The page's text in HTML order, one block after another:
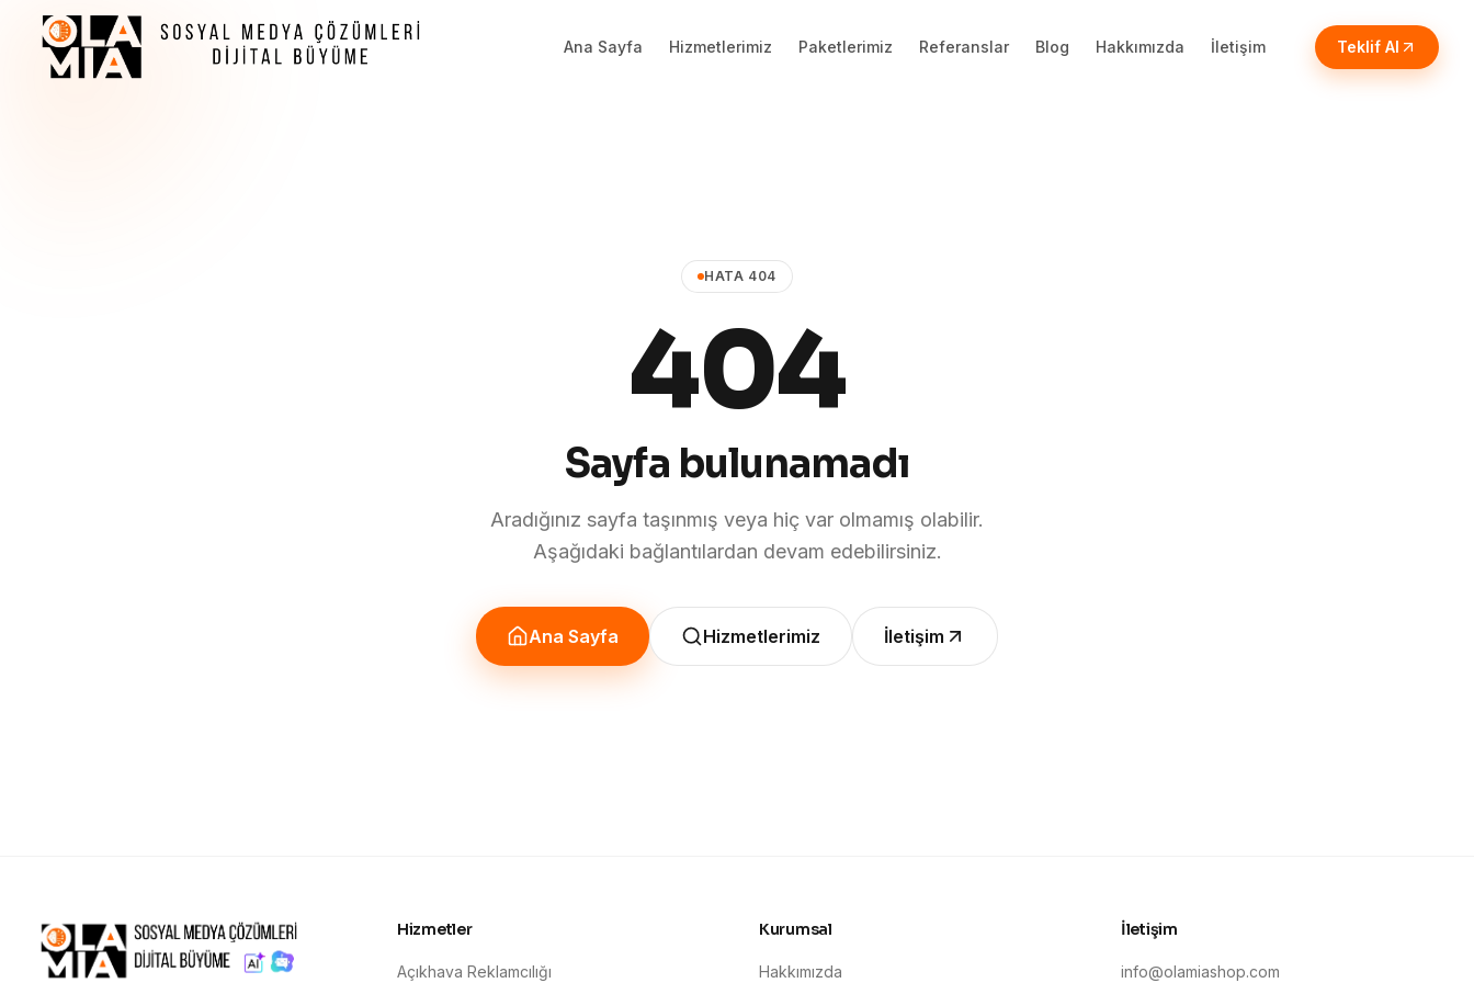
Ana Sayfa Hizmetlerimiz Paketlerimiz Referanslar Blog Hakkımızda İletişim Teklif Al
HATA 404
404
Sayfa bulunamadı
Aradığınız sayfa taşınmış veya hiç var olmamış olabilir.
Aşağıdaki bağlantılardan devam edebilirsiniz.
Ana Sayfa Hizmetlerimiz İletişim
Hizmetler
Açıkhava Reklamcılığı
Kurumsal
Hakkımızda
İletişim
info@olamiashop.com